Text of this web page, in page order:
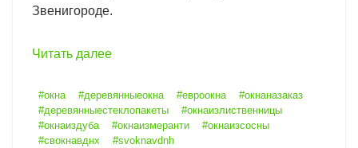
Звенигороде.
Читать далее
#окна #деревянныеокна #евроокна
#окнаназаказ
#деревянныестеклопакеты
#окнаизлиственницы
#окнаиздуба
#окнаизмеранти
#окнаизсосны
#свокнавднх
#svoknavdnh